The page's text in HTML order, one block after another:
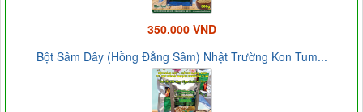
350.000 VND
Bột Sâm Dây (Hồng Đẳng Sâm) Nhật Trường Kon Tum...